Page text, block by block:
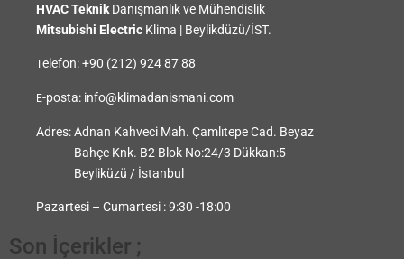
HVACTeknik Danışmanlık ve Mühendislik
Mitsubishi Electric Klima | Beylikdüzü/İST.
Telefon:+90 (212) 924 87 88
E-posta: info@klimadanismani.com
Adres:Adnan Kahveci Mah. Çamlıtepe Cad. Beyaz
Bahçe Knk. B2 Blok No:24/3 Dükkan:5
Beyliküzü / İstanbul
Pazartesi – Cumartesi : 9:30 -18:00
Son İçerikler ;